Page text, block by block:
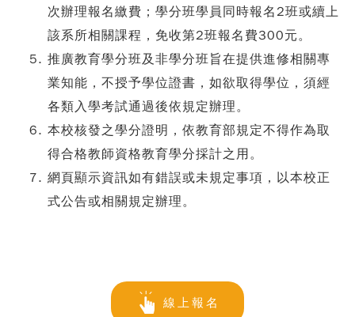
次辦理報名繳費；學分班學員同時報名2班或續上
該系所相關課程，免收第2班報名費300元。
推廣教育學分班及非學分班旨在提供進修相關專
業知能，不授予學位證書，如欲取得學位，須經
各類入學考試通過後依規定辦理。
本校核發之學分證明，依教育部規定不得作為取
得合格教師資格教育學分採計之用。
網頁顯示資訊如有錯誤或未規定事項，以本校正
式公告或相關規定辦理。
線上報名